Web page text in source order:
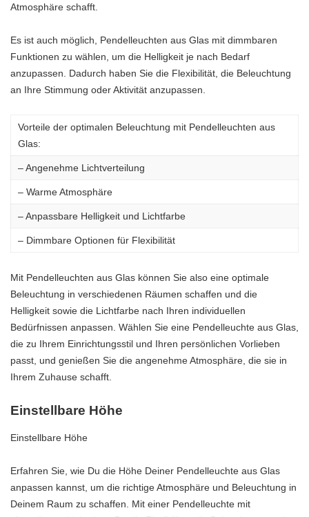
Atmosphäre schafft.
Es ist auch möglich, Pendelleuchten aus Glas mit dimmbaren
Funktionen zu wählen, um die Helligkeit je nach Bedarf
anzupassen. Dadurch haben Sie die Flexibilität, die Beleuchtung
an Ihre Stimmung oder Aktivität anzupassen.
Vorteile der optimalen Beleuchtung mit Pendelleuchten aus
Glas:
– Angenehme Lichtverteilung
– Warme Atmosphäre
– Anpassbare Helligkeit und Lichtfarbe
– Dimmbare Optionen für Flexibilität
Mit Pendelleuchten aus Glas können Sie also eine optimale
Beleuchtung in verschiedenen Räumen schaffen und die
Helligkeit sowie die Lichtfarbe nach Ihren individuellen
Bedürfnissen anpassen. Wählen Sie eine Pendelleuchte aus Glas,
die zu Ihrem Einrichtungsstil und Ihren persönlichen Vorlieben
passt, und genießen Sie die angenehme Atmosphäre, die sie in
Ihrem Zuhause schafft.
Einstellbare Höhe
Einstellbare Höhe
Erfahren Sie, wie Du die Höhe Deiner Pendelleuchte aus Glas
anpassen kannst, um die richtige Atmosphäre und Beleuchtung in
Deinem Raum zu schaffen. Mit einer Pendelleuchte mit